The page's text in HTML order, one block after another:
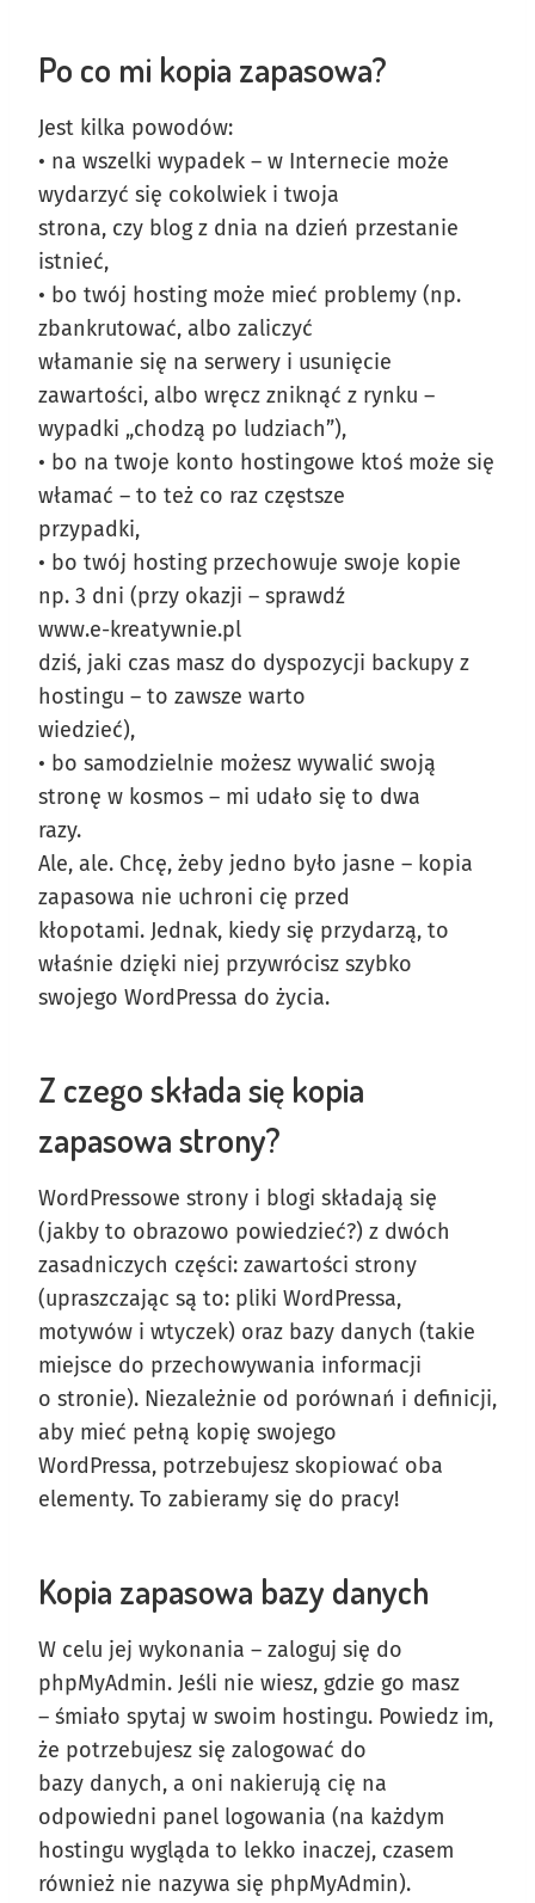
Po co mi kopia zapasowa?
Jest kilka powodów:
• na wszelki wypadek – w Internecie może
wydarzyć się cokolwiek i twoja
strona, czy blog z dnia na dzień przestanie
istnieć,
• bo twój hosting może mieć problemy (np.
zbankrutować, albo zaliczyć
włamanie się na serwery i usunięcie
zawartości, albo wręcz zniknąć z rynku –
wypadki „chodzą po ludziach”),
• bo na twoje konto hostingowe ktoś może się
włamać – to też co raz częstsze
przypadki,
• bo twój hosting przechowuje swoje kopie
np. 3 dni (przy okazji – sprawdź
www.e-kreatywnie.pl
dziś, jaki czas masz do dyspozycji backupy z
hostingu – to zawsze warto
wiedzieć),
• bo samodzielnie możesz wywalić swoją
stronę w kosmos – mi udało się to dwa
razy.
Ale, ale. Chcę, żeby jedno było jasne – kopia
zapasowa nie uchroni cię przed
kłopotami. Jednak, kiedy się przydarzą, to
właśnie dzięki niej przywrócisz szybko
swojego WordPressa do życia.
Z czego składa się kopia
zapasowa strony?
WordPressowe strony i blogi składają się
(jakby to obrazowo powiedzieć?) z dwóch
zasadniczych części: zawartości strony
(upraszczając są to: pliki WordPressa,
motywów i wtyczek) oraz bazy danych (takie
miejsce do przechowywania informacji
o stronie). Niezależnie od porównań i definicji,
aby mieć pełną kopię swojego
WordPressa, potrzebujesz skopiować oba
elementy. To zabieramy się do pracy!
Kopia zapasowa bazy danych
W celu jej wykonania – zaloguj się do
phpMyAdmin. Jeśli nie wiesz, gdzie go masz
– śmiało spytaj w swoim hostingu. Powiedz im,
że potrzebujesz się zalogować do
bazy danych, a oni nakierują cię na
odpowiedni panel logowania (na każdym
hostingu wygląda to lekko inaczej, czasem
również nie nazywa się phpMyAdmin).